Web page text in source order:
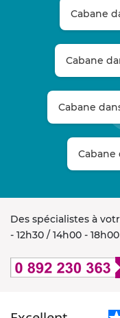
Cabane
Cabane
Cabane
Cabane
Des spécialistes à
- 12h30 / 14h00 - 18h00